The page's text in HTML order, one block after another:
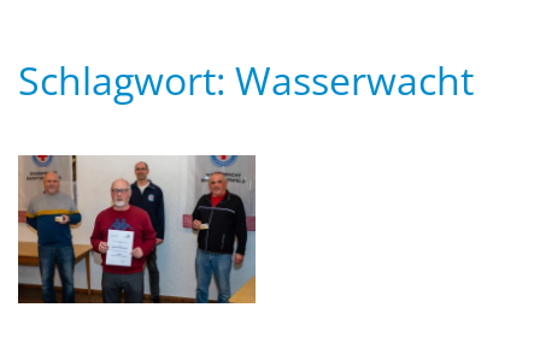
Schlagwort: Wasserwacht